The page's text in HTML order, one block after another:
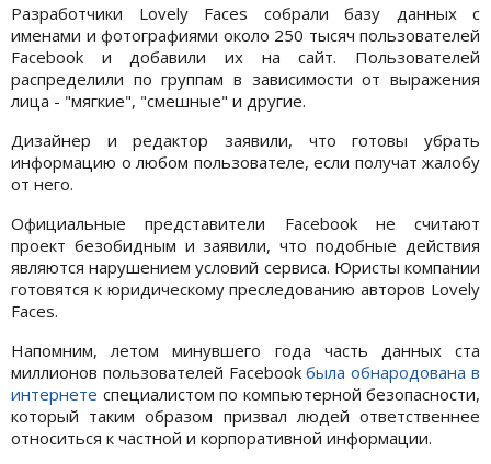
Разработчики Lovely Faces собрали базу данных с
именами и фотографиями около 250 тысяч пользователей
Facebook и добавили их на сайт. Пользователей
распределили по группам в зависимости от выражения
лица - "мягкие", "смешные" и другие.
Дизайнер и редактор заявили, что готовы убрать
информацию о любом пользователе, если получат жалобу
от него.
Официальные представители Facebook не считают
проект безобидным и заявили, что подобные действия
являются нарушением условий сервиса. Юристы компании
готовятся к юридическому преследованию авторов Lovely
Faces.
Напомним, летом минувшего года часть данных ста
миллионов пользователей Facebookбыла обнародована в
интернете специалистом по компьютерной безопасности,
который таким образом призвал людей ответственнее
относиться к частной и корпоративной информации.